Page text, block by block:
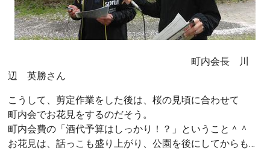
町内会長 川
辺 英勝さん
こうして、剪定作業をした後は、桜の見頃に合わせて
町内会でお花見をするのだそう。
町内会費の「酒代予算はしっかり！？」ということ＾＾
お花見は、話っこも盛り上がり、公園を後にしてからも…